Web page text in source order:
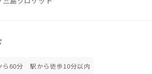
ら60分 駅から徒歩10分以内